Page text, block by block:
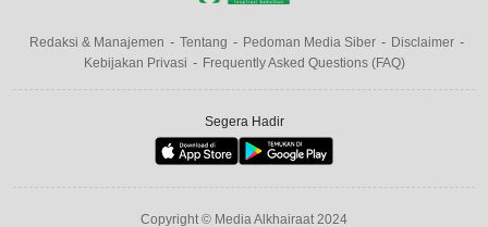
Redaksi & Manajemen Tentang Pedoman Media Siber
Disclaimer
Kebijakan Privasi
Frequently Asked Questions (FAQ)
Segera Hadir
Copyright © Media Alkhairaat 2024